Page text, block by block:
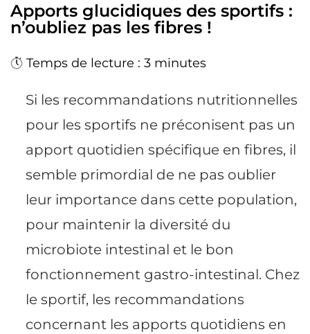
Apports glucidiques des sportifs :
n’oubliez pas les fibres !
Temps de lecture : 3 minutes
Si les recommandations nutritionnelles
pour les sportifs ne préconisent pas un
apport quotidien spécifique en fibres, il
semble primordial de ne pas oublier
leur importance dans cette population,
pour maintenir la diversité du
microbiote intestinal et le bon
fonctionnement gastro-intestinal. Chez
le sportif, les recommandations
concernant les apports quotidiens en